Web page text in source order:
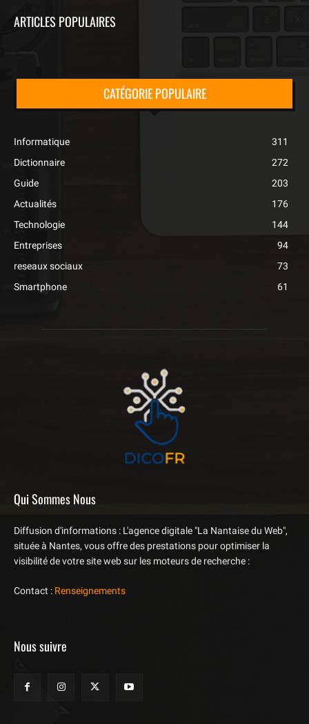
ARTICLES POPULAIRES
CATÉGORIE POPULAIRE
Informatique
311
Dictionnaire
272
Guide
203
Actualités
176
Technologie
144
Entreprises
94
reseaux sociaux
73
Smartphone
61
Qui Sommes Nous
Diffusion d'informations : L'agence digitale "La Nantaise du Web",
située à Nantes, vous offre des prestations pour optimiser la
visibilité de votre site web sur les moteurs de recherche :
Contact : Renseignements
Nous suivre